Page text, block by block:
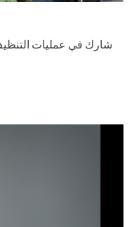
شارك في عمليات